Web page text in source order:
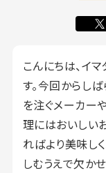
こんにちは、イ
す。今回からし
を注ぐメーカー
理にはおいしい
ればより美味し
しむうえで欠か